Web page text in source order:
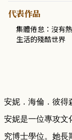
代表作品
集體倦怠：沒有
生活的殘酷世界
安妮．海倫．彼得
安妮是一位專攻文
究博士學位。她長